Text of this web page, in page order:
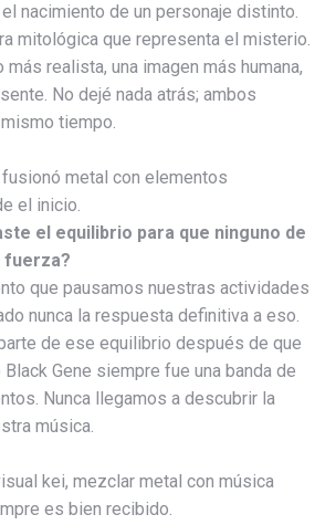
nacimiento de un personaje distinto.
mitológica que representa el misterio.
más realista, una imagen más humana,
No dejé nada atrás; ambos
tiempo.
metal con elementos
el inicio.
el equilibrio para que ninguno de
fuerza?
que pausamos nuestras actividades
nunca la respuesta definitiva a eso.
de ese equilibrio después de que
Gene siempre fue una banda de
Nunca llegamos a descubrir la
música.
kei, mezclar metal con música
es bien recibido.